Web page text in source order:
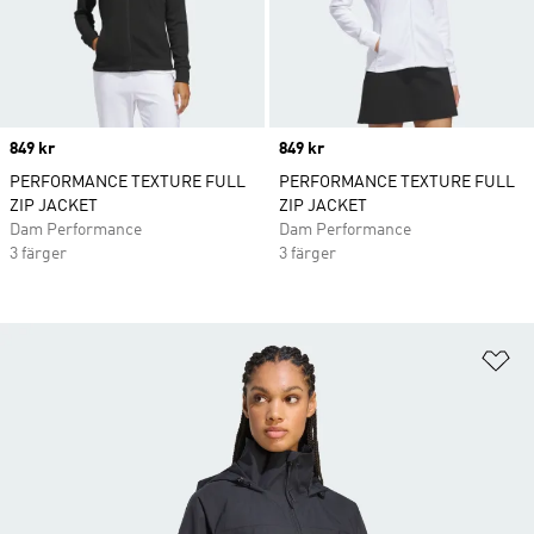
Price
849 kr
PERFORMANCE TEXTURE FULL
ZIP JACKET
Dam Performance
3 färger
Price
849 kr
PERFORMANCE TEXTURE FULL
ZIP JACKET
Dam Performance
3 färger